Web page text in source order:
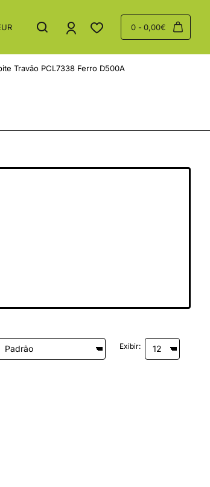
0 - 0,00€
Travão PCL7338 Ferro D500A
Exibir: